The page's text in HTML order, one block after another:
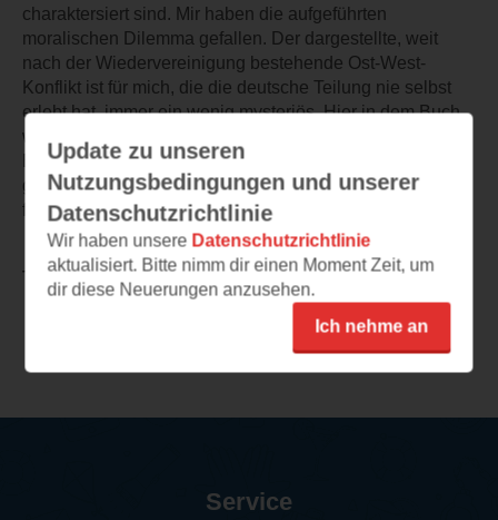
charaktersiert sind. Mir haben die aufgeführten
moralischen Dilemma gefallen. Der dargestellte, weit
nach der Wiedervereinigung bestehende Ost-West-
Konflikt ist für mich, die die deutsche Teilung nie selbst
erlebt hat, immer ein wenig mysteriös. Hier in dem Buch
wurde er greifbarer.
Besondere Erwähnung muss natürlich auch das liebevoll
gestaltete und gut zu Buch und Titel passende Cover
finden. Der Gesamteindruck ist sehr harmonisch.
TEILEN
Update zu unseren
Nutzungsbedingungen und unserer
Datenschutzrichtlinie
Wir haben unsere Datenschutzrichtlinie
aktualisiert. Bitte nimm dir einen Moment Zeit, um
dir diese Neuerungen anzusehen.
Ich nehme an
Service